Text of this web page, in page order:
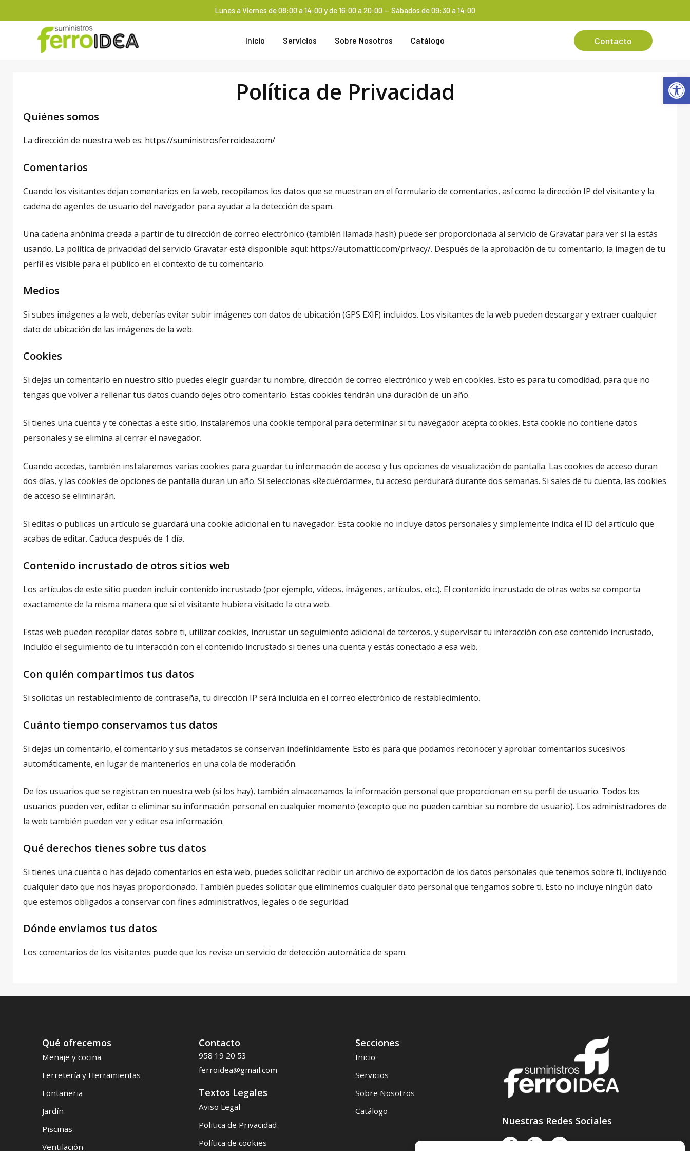
al
contenido
Lunes a Viernes de 08:00 a 14:00 y de 16:00 a 20:00 — Sábados de 09:30 a 14:00
Inicio Servicios Sobre Nosotros Catálogo Contacto
Política de Privacidad
Quiénes somos
La dirección de nuestra web es: https://suministrosferroidea.com/
Comentarios
Cuando los visitantes dejan comentarios en la web, recopilamos los datos que se muestran en el formulario de comentarios, así como la dirección IP del visitante y la
cadena de agentes de usuario del navegador para ayudar a la detección de spam.
Una cadena anónima creada a partir de tu dirección de correo electrónico (también llamada hash) puede ser proporcionada al servicio de Gravatar para ver si la estás
usando. La política de privacidad del servicio Gravatar está disponible aquí: https://automattic.com/privacy/. Después de la aprobación de tu comentario, la imagen de tu
perfil es visible para el público en el contexto de tu comentario.
Medios
Si subes imágenes a la web, deberías evitar subir imágenes con datos de ubicación (GPS EXIF) incluidos. Los visitantes de la web pueden descargar y extraer cualquier
dato de ubicación de las imágenes de la web.
Cookies
Si dejas un comentario en nuestro sitio puedes elegir guardar tu nombre, dirección de correo electrónico y web en cookies. Esto es para tu comodidad, para que no
tengas que volver a rellenar tus datos cuando dejes otro comentario. Estas cookies tendrán una duración de un año.
Si tienes una cuenta y te conectas a este sitio, instalaremos una cookie temporal para determinar si tu navegador acepta cookies. Esta cookie no contiene datos
personales y se elimina al cerrar el navegador.
Cuando accedas, también instalaremos varias cookies para guardar tu información de acceso y tus opciones de visualización de pantalla. Las cookies de acceso duran
dos días, y las cookies de opciones de pantalla duran un año. Si seleccionas «Recuérdarme», tu acceso perdurará durante dos semanas. Si sales de tu cuenta, las cookies
de acceso se eliminarán.
Si editas o publicas un artículo se guardará una cookie adicional en tu navegador. Esta cookie no incluye datos personales y simplemente indica el ID del artículo que
acabas de editar. Caduca después de 1 día.
Contenido incrustado de otros sitios web
Los artículos de este sitio pueden incluir contenido incrustado (por ejemplo, vídeos, imágenes, artículos, etc.). El contenido incrustado de otras webs se comporta
exactamente de la misma manera que si el visitante hubiera visitado la otra web.
Estas web pueden recopilar datos sobre ti, utilizar cookies, incrustar un seguimiento adicional de terceros, y supervisar tu interacción con ese contenido incrustado,
incluido el seguimiento de tu interacción con el contenido incrustado si tienes una cuenta y estás conectado a esa web.
Con quién compartimos tus datos
Si solicitas un restablecimiento de contraseña, tu dirección IP será incluida en el correo electrónico de restablecimiento.
Cuánto tiempo conservamos tus datos
Si dejas un comentario, el comentario y sus metadatos se conservan indefinidamente. Esto es para que podamos reconocer y aprobar comentarios sucesivos
automáticamente, en lugar de mantenerlos en una cola de moderación.
De los usuarios que se registran en nuestra web (si los hay), también almacenamos la información personal que proporcionan en su perfil de usuario. Todos los
usuarios pueden ver, editar o eliminar su información personal en cualquier momento (excepto que no pueden cambiar su nombre de usuario). Los administradores de
la web también pueden ver y editar esa información.
Qué derechos tienes sobre tus datos
Si tienes una cuenta o has dejado comentarios en esta web, puedes solicitar recibir un archivo de exportación de los datos personales que tenemos sobre ti, incluyendo
cualquier dato que nos hayas proporcionado. También puedes solicitar que eliminemos cualquier dato personal que tengamos sobre ti. Esto no incluye ningún dato
que estemos obligados a conservar con fines administrativos, legales o de seguridad.
Dónde enviamos tus datos
Los comentarios de los visitantes puede que los revise un servicio de detección automática de spam.
Qué ofrecemos​
Menaje y cocina
Ferretería y Herramientas
Fontaneria
Jardín
Piscinas
Ventilación
Contacto
958 19 20 53
ferroidea@gmail.com
Textos Legales
Aviso Legal
Politica de Privacidad
Política de cookies
Secciones
Inicio
Servicios
Sobre Nosotros
Catálogo
Nuestras Redes Sociales
F L I